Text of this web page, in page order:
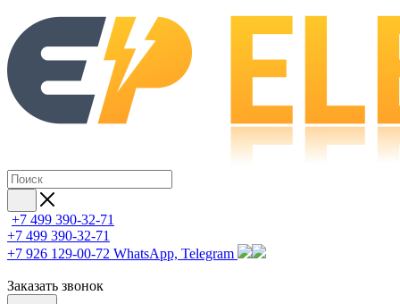
+7 499 390-32-71
+7 499 390-32-71
+7 926 129-00-72 WhatsApp, Telegram
Заказать звонок